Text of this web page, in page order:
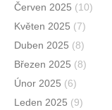
Červen 2025 (10)
Květen 2025 (7)
Duben 2025 (8)
Březen 2025 (8)
Únor 2025 (6)
Leden 2025 (9)